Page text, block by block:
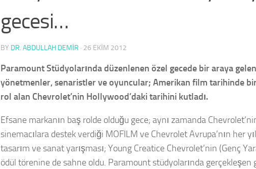
gecesi…
BY DR. ABDULLAH DEMİR · 26 EKIM 2012
Paramount Stüdyolarında düzenlenen özel gecede bir araya
yönetmenler, senaristler ve oyuncular; Amerikan film tarihinde
rol alan Chevrolet’nin Hollywood’daki tarihini kutladı.
Efsane markanın baş rolde olduğu gece; aynı zamanda
sinemacılara destek verdiği MOFILM ve Chevrolet Avrupa’nın her
tasarım ve sanat yarışması; Young Creatice Chevrolet’nin (Genç
ödül törenine de sahne oldu. Paramount stüdyolarında gerçekleşen